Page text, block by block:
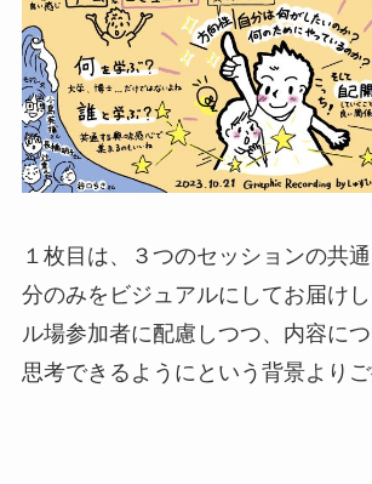
１枚目は、３つのセッションの共
分のみをビジュアルにしてお届け
ル場参加者に配慮しつつ、内容に
思考できるようにという背景よりご